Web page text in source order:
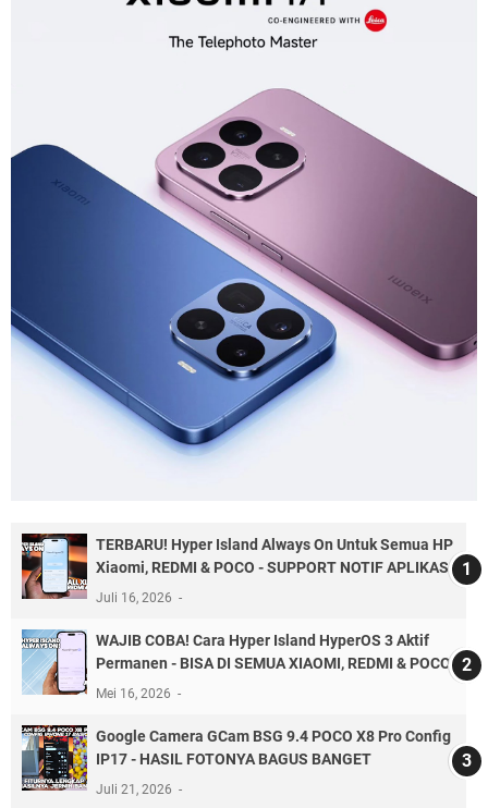
TERBARU! Hyper Island Always On Untuk Semua HP
Xiaomi, REDMI & POCO - SUPPORT NOTIF APLIKASI
Juli 16, 2026
WAJIB COBA! Cara Hyper Island HyperOS 3 Aktif
Permanen - BISA DI SEMUA XIAOMI, REDMI & POCO
Mei 16, 2026
Google Camera GCam BSG 9.4 POCO X8 Pro Config
IP17 - HASIL FOTONYA BAGUS BANGET
Juli 21, 2026